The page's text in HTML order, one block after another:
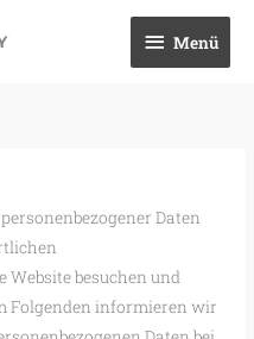
Menü
Menü
Daten
Website besuchen und
Folgenden informieren wir